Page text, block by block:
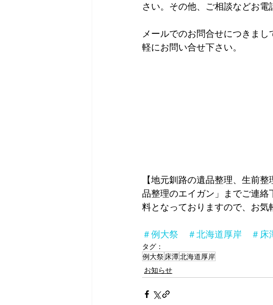
さい。その他、ご相談などお電
メールでのお問合せにつきま
軽にお問い合せ下さい。
【地元釧路の遺品整理、生前
品整理のエイガン」までご連
料となっておりますので、お気
＃例大祭　＃北海道厚岸　＃床
タグ：
例大祭 床潭北海道厚岸
お知らせ